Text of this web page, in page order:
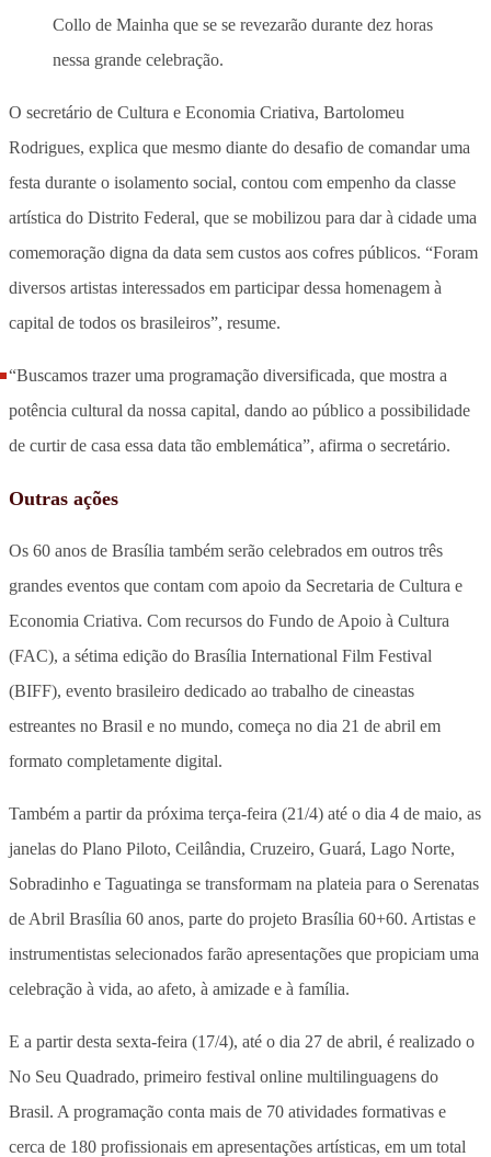
Collo de Mainha que se se revezarão durante dez horas
nessa grande celebração.
O secretário de Cultura e Economia Criativa, Bartolomeu
Rodrigues, explica que mesmo diante do desafio de comandar uma
festa durante o isolamento social, contou com empenho da classe
artística do Distrito Federal, que se mobilizou para dar à cidade uma
comemoração digna da data sem custos aos cofres públicos. “Foram
diversos artistas interessados em participar dessa homenagem à
capital de todos os brasileiros”, resume.
“Buscamos trazer uma programação diversificada, que mostra a
potência cultural da nossa capital, dando ao público a possibilidade
de curtir de casa essa data tão emblemática”, afirma o secretário.
Outras ações
Os 60 anos de Brasília também serão celebrados em outros três
grandes eventos que contam com apoio da Secretaria de Cultura e
Economia Criativa. Com recursos do Fundo de Apoio à Cultura
(FAC), a sétima edição do Brasília International Film Festival
(BIFF), evento brasileiro dedicado ao trabalho de cineastas
estreantes no Brasil e no mundo, começa no dia 21 de abril em
formato completamente digital.
Também a partir da próxima terça-feira (21/4) até o dia 4 de maio, as
janelas do Plano Piloto, Ceilândia, Cruzeiro, Guará, Lago Norte,
Sobradinho e Taguatinga se transformam na plateia para o Serenatas
de Abril Brasília 60 anos, parte do projeto Brasília 60+60. Artistas e
instrumentistas selecionados farão apresentações que propiciam uma
celebração à vida, ao afeto, à amizade e à família.
E a partir desta sexta-feira (17/4), até o dia 27 de abril, é realizado o
No Seu Quadrado, primeiro festival online multilinguagens do
Brasil. A programação conta mais de 70 atividades formativas e
cerca de 180 profissionais em apresentações artísticas, em um total